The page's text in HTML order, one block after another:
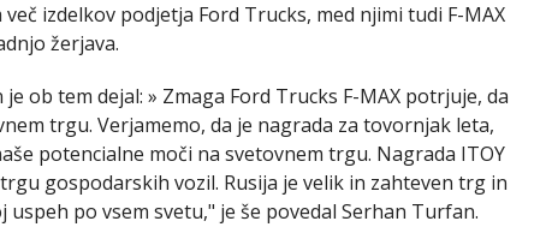
izdelkov podjetja Ford Trucks, med njimi tudi F-MAX
žerjava.
ob tem dejal: » Zmaga Ford Trucks F-MAX potrjuje, da
trgu. Verjamemo, da je nagrada za tovornjak leta,
potencialne moči na svetovnem trgu. Nagrada ITOY
gospodarskih vozil. Rusija je velik in zahteven trg in
uspeh po vsem svetu," je še povedal Serhan Turfan.